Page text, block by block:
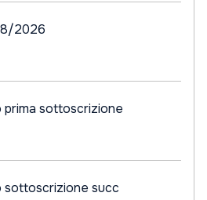
2026
prima sottoscrizione
sottoscrizione succ